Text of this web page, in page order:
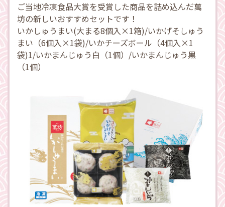
ご当地冷凍食品大賞を受賞した商品を詰め込んだ萬
坊の新しいおすすめセットです！
いかしゅうまい(大まる8個入×1箱)/いかげそしゅう
まい（6個入×1袋)/いかチーズボール（4個入×1
袋)1/いかまんじゅう白（1個）/いかまんじゅう黒
（1個）